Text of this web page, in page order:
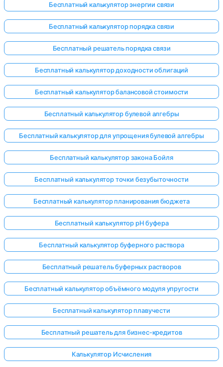
Бесплатный калькулятор энергии связи
Бесплатный калькулятор порядка связи
Бесплатный решатель порядка связи
Бесплатный калькулятор доходности облигаций
Бесплатный калькулятор балансовой стоимости
Бесплатный калькулятор булевой алгебры
Бесплатный калькулятор для упрощения булевой алгебры
Бесплатный калькулятор закона Бойля
Бесплатный калькулятор точки безубыточности
Бесплатный калькулятор планирования бюджета
Бесплатный калькулятор pH буфера
Бесплатный калькулятор буферного раствора
Бесплатный решатель буферных растворов
Бесплатный калькулятор объёмного модуля упругости
Бесплатный калькулятор плавучести
Бесплатный решатель для бизнес-кредитов
Калькулятор Исчисления